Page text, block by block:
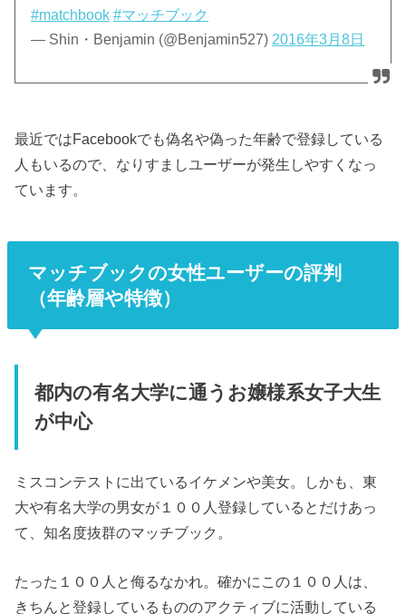
#matchbook #マッチブック
— Shin・Benjamin (@Benjamin527)2016年3月8日
最近ではFacebookでも偽名や偽った年齢で登録している
人もいるので、なりすましユーザーが発生しやすくなっ
ています。
マッチブックの女性ユーザーの評判
（年齢層や特徴）
都内の有名大学に通うお嬢様系女子大生
が中心
ミスコンテストに出ているイケメンや美女。しかも、東
大や有名大学の男女が１００人登録しているとだけあっ
て、知名度抜群のマッチブック。
たった１００人と侮るなかれ。確かにこの１００人は、
きちんと登録しているもののアクティブに活動している